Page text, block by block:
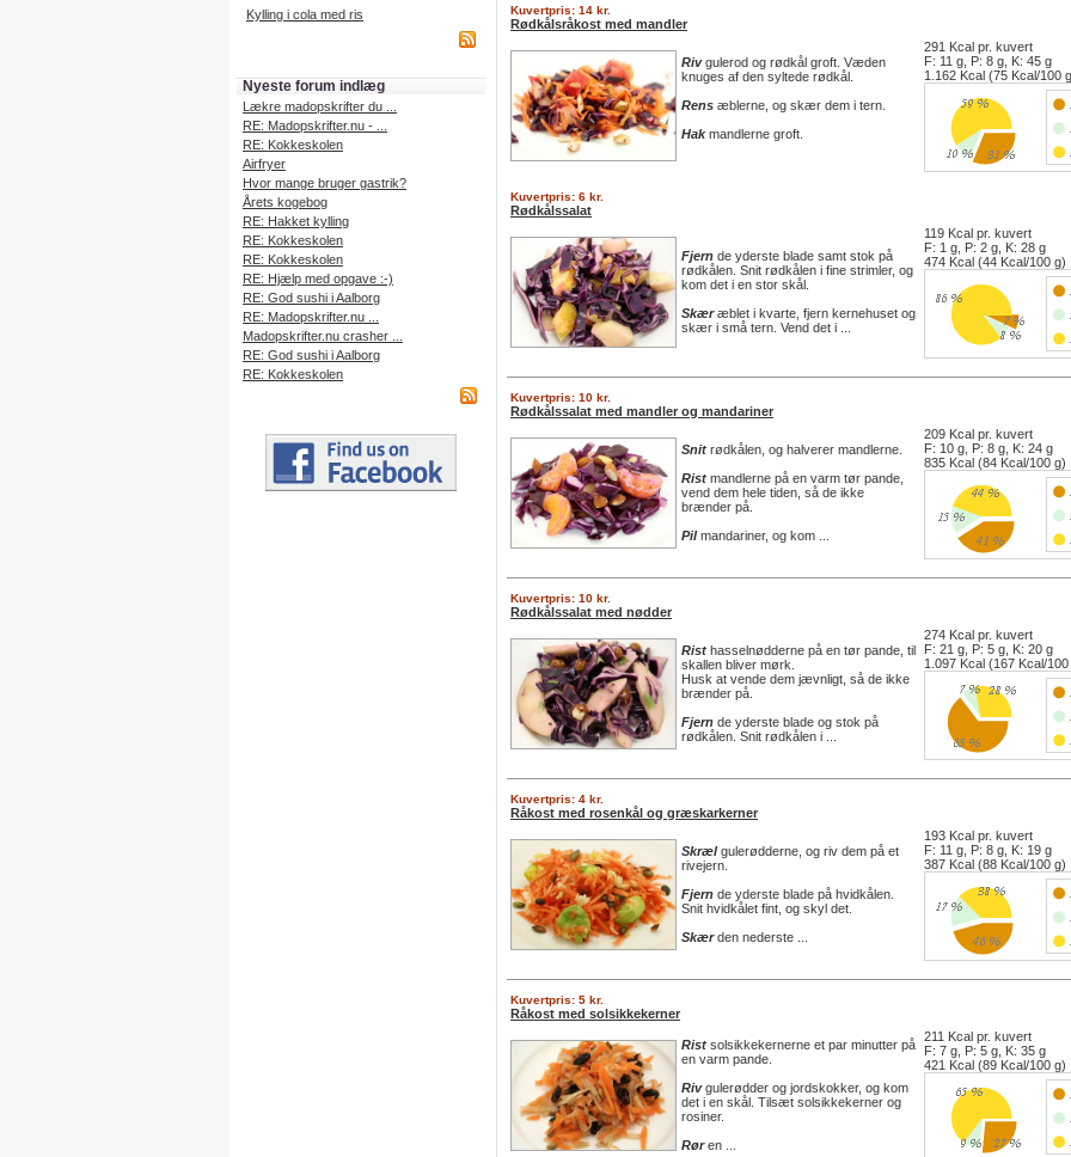
Kylling i cola med ris
Nyeste forum indlæg
Lækre madopskrifter du ...
RE: Madopskrifter.nu - ...
RE: Kokkeskolen
Airfryer
Hvor mange bruger gastrik?
Årets kogebog
RE: Hakket kylling
RE: Kokkeskolen
RE: Kokkeskolen
RE: Hjælp med opgave :-)
RE: God sushi i Aalborg
RE: Madopskrifter.nu ...
Madopskrifter.nu crasher ...
RE: God sushi i Aalborg
RE: Kokkeskolen
Kuvertpris: 14 kr.
Rødkålsråkost med mandler
Rivgulerod og rødkål groft. Væden
knuges af den syltede rødkål.
Rens æblerne, og skær dem i tern.
Hakmandlerne groft.
291 Kcal pr. kuvert
F: 11 g, P: 8 g, K: 45 g
1.162 Kcal (75 Kcal/100
Kuvertpris: 6 kr.
Rødkålssalat
Fjern de yderste blade samt stok på
rødkålen. Snit rødkålen i fine strimler, og
kom det i en stor skål.
Skæræblet i kvarte, fjern kernehuset og
skær i små tern. Vend det i ...
119 Kcal pr. kuvert
F: 1 g, P: 2 g, K: 28 g
474 Kcal (44 Kcal/100 g)
Kuvertpris: 10 kr.
Rødkålssalat med mandler og mandariner
Snit rødkålen, og halverer mandlerne.
Rist mandlerne på en varm tør pande,
vend dem hele tiden, så de ikke
brænder på.
Pilmandariner, og kom ...
209 Kcal pr. kuvert
F: 10 g, P: 8 g, K: 24 g
835 Kcal (84 Kcal/100 g)
Kuvertpris: 10 kr.
Rødkålssalat med nødder
Rist hasselnødderne på en tør pande, til
skallen bliver mørk.
Husk at vende dem jævnligt, så de ikke
brænder på.
Fjern de yderste blade og stok på
rødkålen. Snit rødkålen i ...
274 Kcal pr. kuvert
F: 21 g, P: 5 g, K: 20 g
1.097 Kcal (167 Kcal/100
Kuvertpris: 4 kr.
Råkost med rosenkål og græskarkerner
Skrælgulerødderne, og riv dem på et
rivejern.
Fjern de yderste blade på hvidkålen.
Snit hvidkålet fint, og skyl det.
Skærden nederste ...
193 Kcal pr. kuvert
F: 11 g, P: 8 g, K: 19 g
387 Kcal (88 Kcal/100 g)
Kuvertpris: 5 kr.
Råkost med solsikkekerner
Rist solsikkekernerne et par minutter på
en varm pande.
Riv gulerødder og jordskokker, og kom
det i en skål. Tilsæt solsikkekerner og
rosiner.
Røren ...
211 Kcal pr. kuvert
F: 7 g, P: 5 g, K: 35 g
421 Kcal (89 Kcal/100 g)